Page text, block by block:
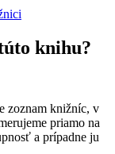
knihu?
zoznam knižníc, v
priamo na
a prípadne ju